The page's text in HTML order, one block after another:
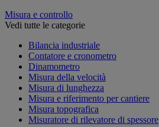
Misura e controllo
Vedi tutte le categorie
Bilancia industriale
Contatore e cronometro
Dinamometro
Misura della velocità
Misura di lunghezza
Misura e riferimento per cantiere
Misura topografica
Misuratore di rilevatore di spessore